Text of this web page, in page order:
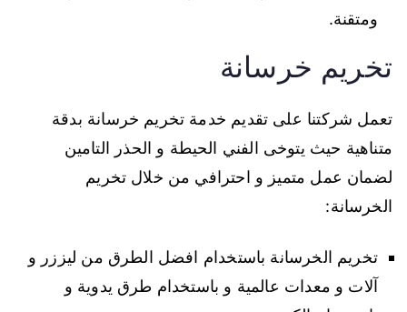
ومتقنة.
تخريم خرسانة
تعمل شركتنا على تقديم خدمة تخريم خرسانة بدقة
متناهية حيث يتوخى الفني الحيطة و الحذر التامين
لضمان عمل متميز و احترافي من خلال تخريم
الخرسانة:
تخريم الخرسانة باستخدام افضل الطرق من ليززر و
آلات و معدات عالمية و باستخدام طرق يدوية و